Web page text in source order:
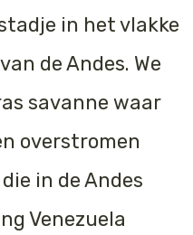
in het vlakke
de Andes. We
savanne waar
overstromen
in de Andes
Venezuela